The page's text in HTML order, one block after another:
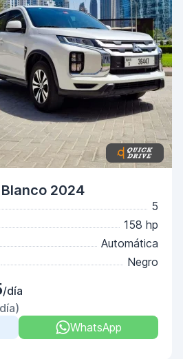
2024
5
158 hp
Automática
Negro
/día
WhatsApp